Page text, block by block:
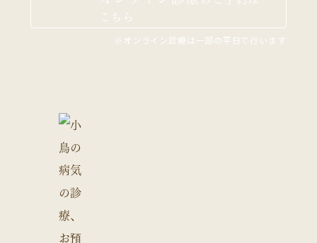
こちら
※オンライン診療は一部の平日で行います